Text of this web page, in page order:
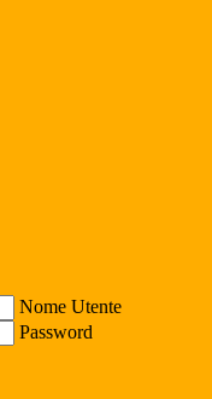
Nome Utente
Password